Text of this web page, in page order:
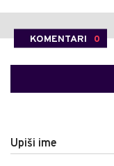
KOMENTARI 0
Upiši ime